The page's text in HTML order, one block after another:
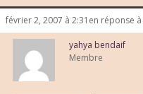
février 2, 2007 à 2:31 en réponse à
yahya bendaif
Membre